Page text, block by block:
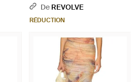
Multicolore
De REVOLVE
RÉDUCTION